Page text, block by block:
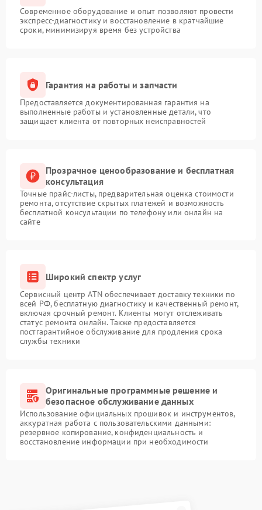
Современное оборудование и опыт позволяют провести
экспресс-диагностику и восстановление в кратчайшие
сроки, минимизируя время без устройства
Гарантия на работы и запчасти
Предоставляется документированная гарантия на
выполненные работы и установленные детали, что
защищает клиента от повторных неисправностей
Прозрачное ценообразование и бесплатная
консультация
Точные прайс-листы, предварительная оценка стоимости
ремонта, отсутствие скрытых платежей и возможность
бесплатной консультации по телефону или онлайн на
сайте
Широкий спектр услуг
Сервисный центр ATN обеспечивает доставку техники по
всей РФ, бесплатную диагностику и качественный ремонт,
включая срочный ремонт. Клиенты могут отслеживать
статус ремонта онлайн. Также предоставляется
постгарантийное обслуживание для продления срока
службы техники
Оригинальные программные решение и
безопасное обслуживание данных
Использование официальных прошивок и инструментов,
аккуратная работа с пользовательскими данными:
резервное копирование, конфиденциальность и
восстановление информации при необходимости